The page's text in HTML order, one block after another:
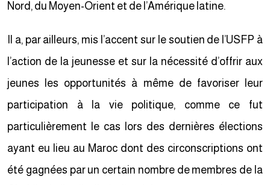
Nord, du Moyen-Orient et de l’Amérique latine.
Il a, par ailleurs, mis l’accent sur le soutien de l’USFP à
l’action de la jeunesse et sur la nécessité d’offrir aux
jeunes les opportunités à même de favoriser leur
participation à la vie politique, comme ce fut
particulièrement le cas lors des dernières élections
ayant eu lieu au Maroc dont des circonscriptions ont
été gagnées par un certain nombre de membres de la